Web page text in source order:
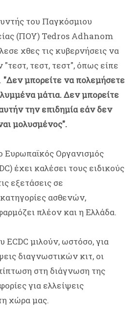
του Παγκόσμιου
(ΠΟΥ) Tedros Adhanom
χθες τις κυβερνήσεις να
τεστ, τεστ", όπως είπε
"Δεν μπορείτε να πολεμήσετε
μάτια. Δεν μπορείτε
την επιδημία εάν δεν
μολυσμένος".
Ευρωπαϊκός Οργανισμός
έχει καλέσει τους ειδικούς
εξετάσεις σε
ασθενών,
πλέον και η Ελλάδα.
ECDC μιλούν, ωστόσο, για
διαγνωστικών κιτ, οι
στη διάγνωση της
για ελλείψεις
χώρα μας.